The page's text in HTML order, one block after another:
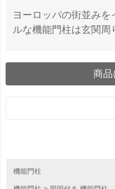
ヨーロッパの街並み
ルな機能門柱は玄関周
商品
機能門柱